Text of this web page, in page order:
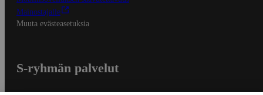
Mainostajalle
Muuta evästeasetuksia
S-ryhmän palvelut